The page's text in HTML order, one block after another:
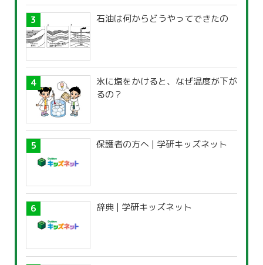
石油は何からどうやってできたの
氷に塩をかけると、なぜ温度が下が
るの？
保護者の方へ | 学研キッズネット
辞典 | 学研キッズネット